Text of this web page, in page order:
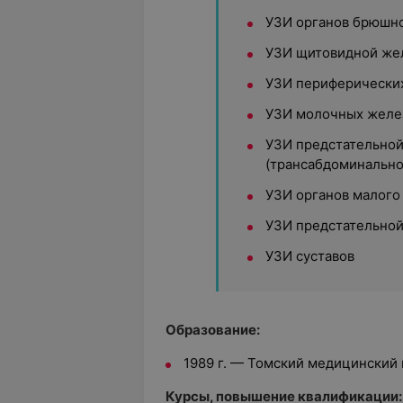
УЗИ органов
УЗИ щитовидной
УЗИ
УЗИ молочных
УЗИ
УЗИ органов малого
УЗИ
УЗИ суставов
Образование:
1989 г. — Томский медицинский
Курсы, повышение квалификации: